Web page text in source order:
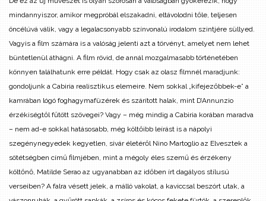
mindannyiszor, amikor megpróbál elszakadni, eltávolodni tőle, teljesen
öncélúvá válik, vagy a legalacsonyabb színvonalú irodalom szintjére süllyed.
Vagyis a film számára is a valóság jelenti azt a törvényt, amelyet nem lehet
büntetlenül áthágni. A film rövid, de annál mozgalmasabb történetében
könnyen találhatunk erre példát. Hogy csak az olasz filmnél maradjunk:
gondoljunk a Cabiria realisztikus elemeire. Nem sokkal „kifejezőbbek-e” a
kamrában lógó foghagymafüzérek és szárított halak, mint D’Annunzio
érzékiségtől fűtött szövegei? Vagy – még mindig a Cabiria korában maradva
– nem ad-e sokkal hatásosabb, még költőibb leírást is a nápolyi
szegénynegyedek kegyetlen, sivár életéről Nino Martoglio az Elvesztek a
sötétségben című filmjében, mint a mégoly éles szemű és érzékeny
költőnő, Matilde Serao az ugyanabban az időben írt dagályos stílusú
verseiben? A falra vésett jelek, a málló vakolat, a kaviccsal beszórt utak, a